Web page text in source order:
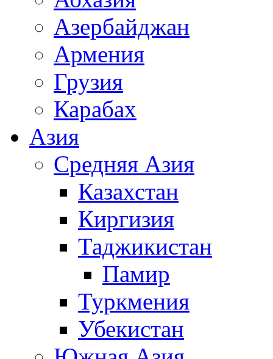
Азербайджан
Армения
Грузия
Карабах
Азия
Средняя Азия
Казахстан
Киргизия
Таджикистан
Памир
Туркмения
Убекистан